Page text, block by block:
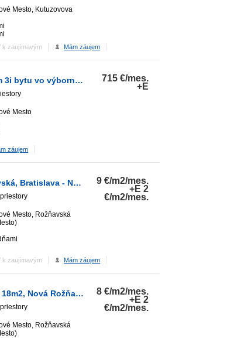
Mesto, Kutuzovova
k zaujímavým Mám záujem
BA/KRAMÁRE - Prenájom 3i bytu vo výbornej lokalite na Kramároch
Mesto
715 €/mes.
+E
záujem
Kancelárie, Nová Rožňavská, Bratislava - Nové Mesto.
Mesto, Rožňavská
9 €/m2/mes.
+E 2
€/m2/mes.
k zaujímavým Mám záujem
Kancelária, 1-miestnosť, 18m2, Nová Rožňavská, Bratislava - Nové Mesto.
Mesto, Rožňavská
8 €/m2/mes.
+E 2
€/m2/mes.